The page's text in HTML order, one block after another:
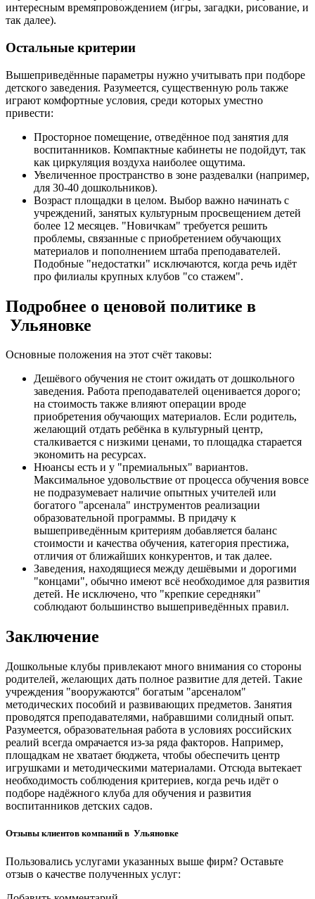
интересным времяпровождением (игры, загадки, рисование, и
так далее).
Остальные критерии
Вышеприведённые параметры нужно учитывать при подборе
детского заведения. Разумеется, существенную роль также
играют комфортные условия, среди которых уместно
привести:
Просторное помещение, отведённое под занятия для
воспитанников. Компактные кабинеты не подойдут, так
как циркуляция воздуха наиболее ощутима.
Увеличенное пространство в зоне раздевалки (например,
для 30-40 дошкольников).
Возраст площадки в целом. Выбор важно начинать с
учреждений, занятых культурным просвещением детей
более 12 месяцев. "Новичкам" требуется решить
проблемы, связанные с приобретением обучающих
материалов и пополнением штаба преподавателей.
Подобные "недостатки" исключаются, когда речь идёт
про филиалы крупных клубов "со стажем".
Подробнее о ценовой политике в
Ульяновке
Основные положения на этот счёт таковы:
Дешёвого обучения не стоит ожидать от дошкольного
заведения. Работа преподавателей оценивается дорого;
на стоимость также влияют операции вроде
приобретения обучающих материалов. Если родитель,
желающий отдать ребёнка в культурный центр,
сталкивается с низкими ценами, то площадка старается
экономить на ресурсах.
Нюансы есть и у "премиальных" вариантов.
Максимальное удовольствие от процесса обучения вовсе
не подразумевает наличие опытных учителей или
богатого "арсенала" инструментов реализации
образовательной программы. В придачу к
вышеприведённым критериям добавляется баланс
стоимости и качества обучения, категория престижа,
отличия от ближайших конкурентов, и так далее.
Заведения, находящиеся между дешёвыми и дорогими
"концами", обычно имеют всё необходимое для развития
детей. Не исключено, что "крепкие середняки"
соблюдают большинство вышеприведённых правил.
Заключение
Дошкольные клубы привлекают много внимания со стороны
родителей, желающих дать полное развитие для детей. Такие
учреждения "вооружаются" богатым "арсеналом"
методических пособий и развивающих предметов. Занятия
проводятся преподавателями, набравшими солидный опыт.
Разумеется, образовательная работа в условиях российских
реалий всегда омрачается из-за ряда факторов. Например,
площадкам не хватает бюджета, чтобы обеспечить центр
игрушками и методическими материалами. Отсюда вытекает
необходимость соблюдения критериев, когда речь идёт о
подборе надёжного клуба для обучения и развития
воспитанников детских садов.
Отзывы клиентов компаний в Ульяновке
Пользовались услугами указанных выше фирм? Оставьте
отзыв о качестве полученных услуг: